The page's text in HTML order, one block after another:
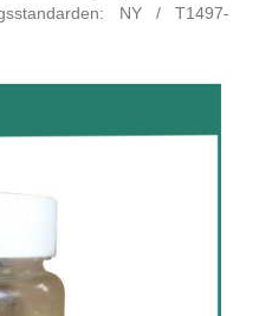
NY / T1497-